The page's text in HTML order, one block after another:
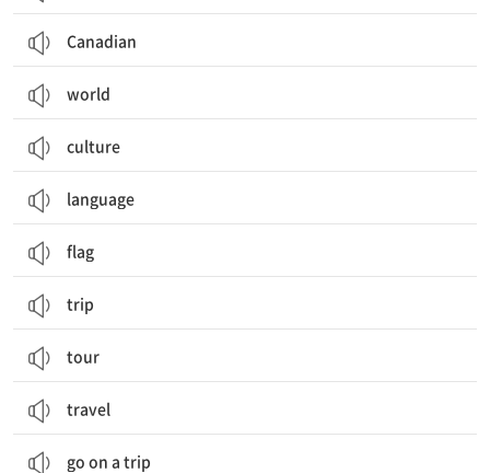
Canadian
world
culture
language
flag
trip
tour
travel
go on a trip